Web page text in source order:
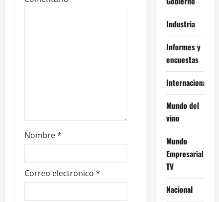
e
a
d
a
s
Nombre*
Correo electrónico *
Industria
Informes y
encuestas
Internacional
Mundo del
vino
Mundo
Empresarial
TV
Nacional